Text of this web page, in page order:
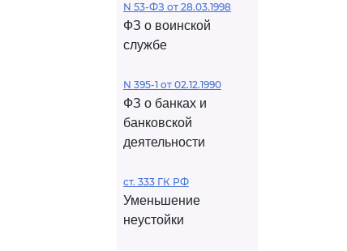
N 53-ФЗ от 28.03.1998
ФЗ о воинской
службе
N 395-1 от 02.12.1990
ФЗ о банках и
банковской
деятельности
ст. 333 ГК РФ
Уменьшение
неустойки